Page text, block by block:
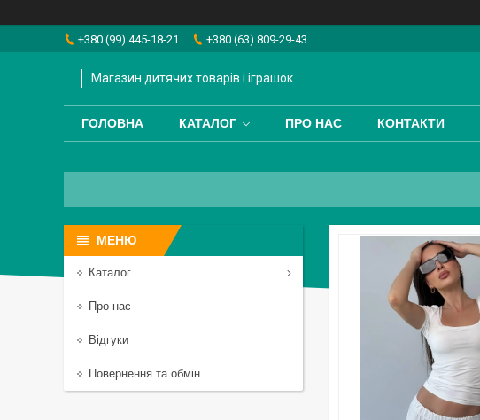
+380 (99) 445-18-21 +380 (63) 809-29-43
Магазин дитячих товарів і іграшок
ГОЛОВНА КАТАЛОГ ПРО НАС КОНТАКТИ
Каталог
Про нас
Відгуки
Повернення та обмін